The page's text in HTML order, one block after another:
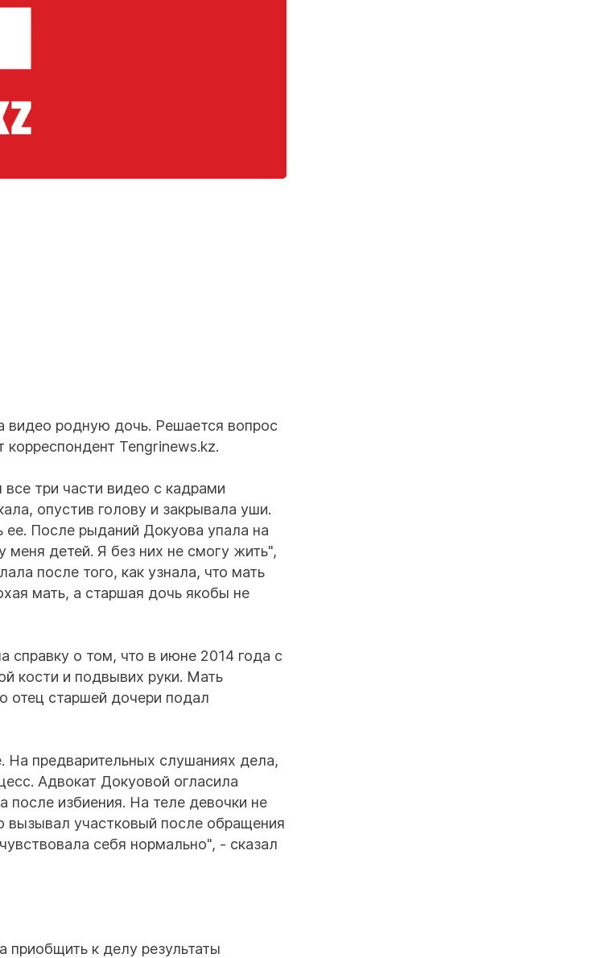
видео родную дочь. Решается вопрос
Tengrinews.kz.
три части видео с кадрами
опустив голову и закрывала уши.
ее. После рыданий Докуова упала на
меня детей. Я без них не смогу жить",
после того, как узнала, что мать
мать, а старшая дочь якобы не
справку о том, что в июне 2014 года с
кости и подвывих руки. Мать
отец старшей дочери подал
предварительных слушаниях дела,
Адвокат Докуовой огласила
после избиения. На теле девочки не
вызывал участковый после обращения
себя нормально", - сказал
приобщить к делу результаты